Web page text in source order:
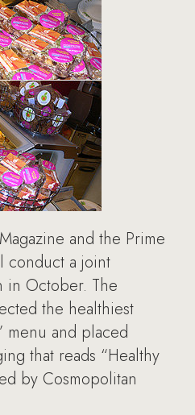
and the Prime
conduct a joint
in October. The
the healthiest
menu and placed
that reads “Healthy
by Cosmopolitan